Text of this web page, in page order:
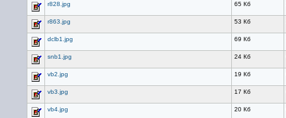
r828.jpg 65 Кб
r863.jpg 53 Кб
dclb1.jpg 69 Кб
snb1.jpg 24 Кб
vb2.jpg 19 Кб
vb3.jpg 17 Кб
vb4.jpg 20 Кб